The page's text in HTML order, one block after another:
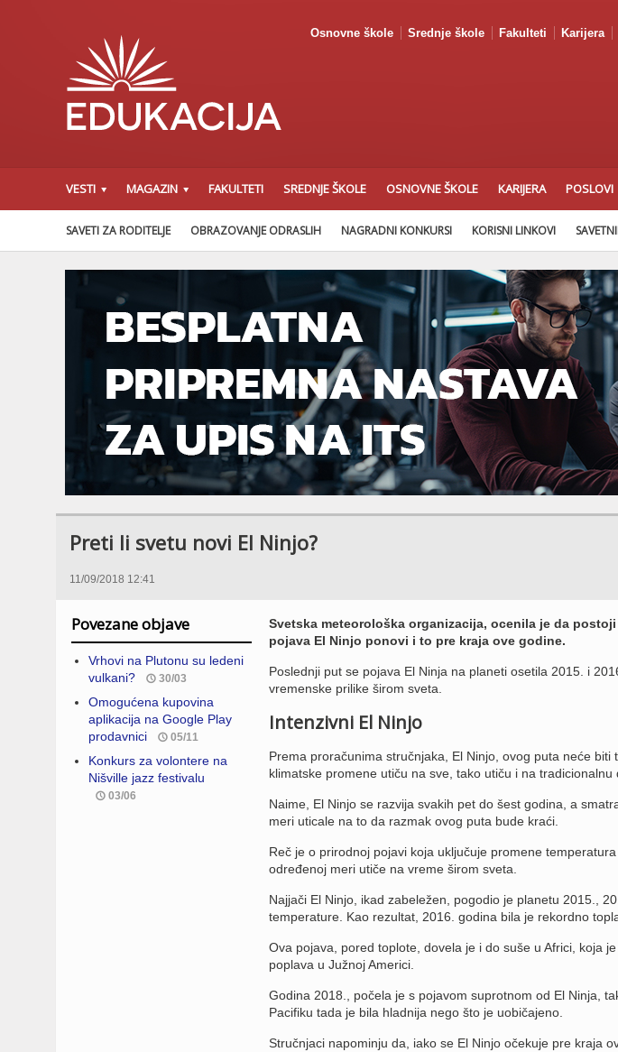
Osnovne škole Srednje škole Fakulteti Karijera
VESTI MAGAZIN FAKULTETI SREDNJE ŠKOLE OSNOVNE ŠKOLE KARIJERA POSLOVI
SAVETI ZA RODITELJE OBRAZOVANJE ODRASLIH NAGRADNI KONKURSI KORISNI LINKOVI
Preti li svetu novi El Ninjo?
11/09/2018 12:41
Povezane objave
Vrhovi na Plutonu su ledeni
vulkani?
30/03
Omogućena kupovina
aplikacija na Google Play
prodavnici
05/11
Konkurs za volontere na
Nišville jazz festivalu
03/06
Svetska meteorološka organizacija, ocenila je da
pojava El Ninjo ponovi i to pre kraja ove godine.
Poslednji put se pojava El Ninja na planeti osetila 2015. i
vremenske prilike širom sveta.
Intenzivni El Ninjo
Prema proračunima stručnjaka, El Ninjo, ovog puta neće
klimatske promene utiču na sve, tako utiču i na tradicionalnu
Naime, El Ninjo se razvija svakih pet do šest godina, a
meri uticale na to da razmak ovog puta bude kraći.
Reč je o prirodnoj pojavi koja uključuje promene
određenoj meri utiče na vreme širom sveta.
Najjači El Ninjo, ikad zabeležen, pogodio je planetu 2015.,
temperature. Kao rezultat, 2016. godina bila je rekordno
Ova pojava, pored toplote, dovela je i do suše u Africi, koja
poplava u Južnoj Americi.
Godina 2018., počela je s pojavom suprotnom od El Ninja,
Pacifiku tada je bila hladnija nego što je uobičajeno.
Stručnjaci napominju da, iako se El Ninjo očekuje pre kraja